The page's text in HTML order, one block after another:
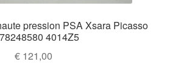
pression PSA Xsara Picasso
4014Z5
€ 121,00